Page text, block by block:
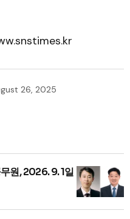
26, 2025
원, 2026. 9. 1일